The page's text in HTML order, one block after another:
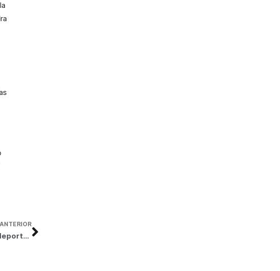
ANTERIOR
Bancaja analiza la incidencia del deporte náutico en la Comunidad Valenciana